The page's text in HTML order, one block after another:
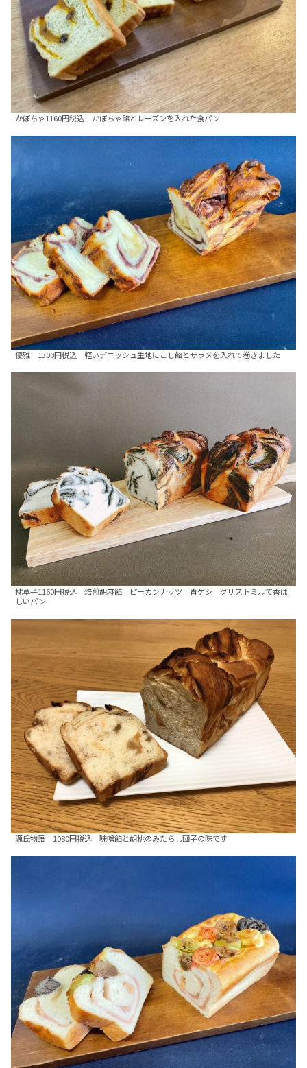
かぼちゃ1160円税込 かぼちゃ餡とレーズンを入れた食パン
優雅 1300円税込 軽いデニッシュ生地にこし餡とザラメを入れて巻きました
枕草子1160円税込 焙煎胡麻餡 ピーカンナッツ 青ケシ グリストミルで香ば
しいパン
源氏物語 1080円税込 味噌餡と胡桃のみたらし団子の味です